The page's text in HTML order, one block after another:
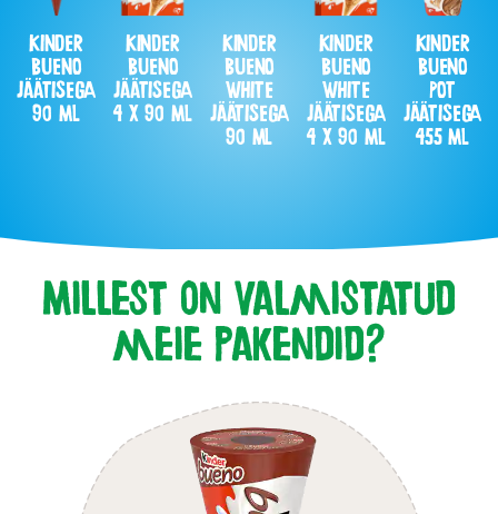
KINDER
BUENO
JÄÄTISEGA
90 ML
KINDER
BUENO
JÄÄTISEGA
4 X 90 ML
KINDER
BUENO
WHITE
JÄÄTISEGA
90 ML
KINDER
BUENO
WHITE
JÄÄTISEGA
4 X 90 ML
KINDER
BUENO
POT
JÄÄTISEGA
455 ML
Millest on valmistatud
meie pakendid?